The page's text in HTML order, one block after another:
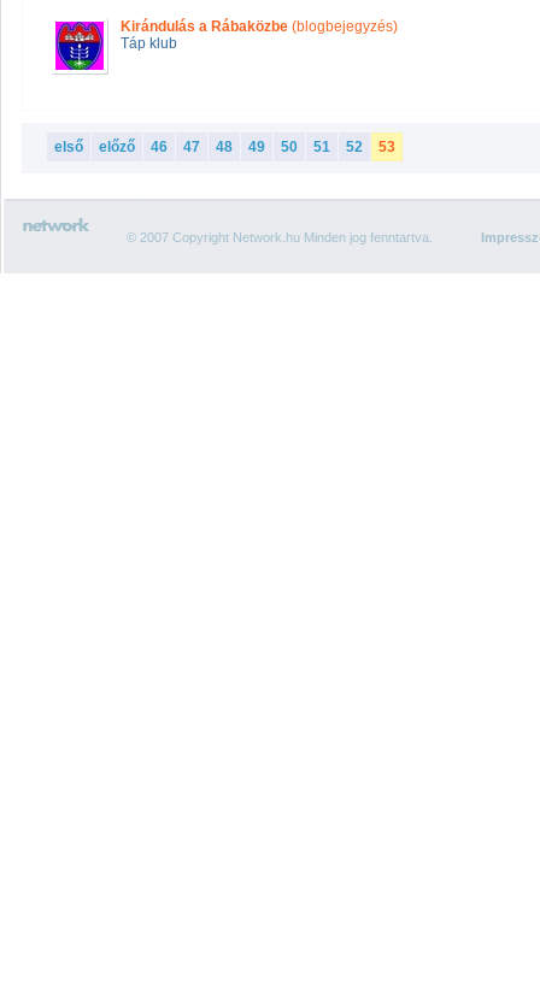
Kirándulás a Rábaközbe (blogbejegyzés)
Táp klub
első előző 46 47 48 49 50 51 52 53
© 2007 Copyright Network.hu Minden jog fenntartva.